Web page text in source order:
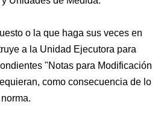
o la que haga sus veces en
a la Unidad Ejecutora para
"Notas para Modificación
como consecuencia de lo